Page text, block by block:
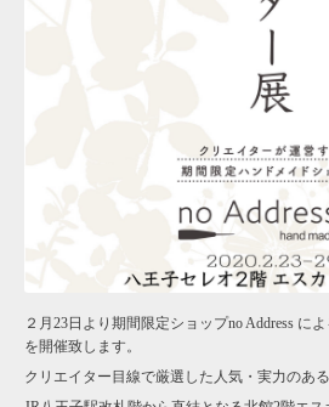
２月23日より期間限定ショップno Address に
を開催致します。
クリエイター目線で厳選した人気・実力のあ